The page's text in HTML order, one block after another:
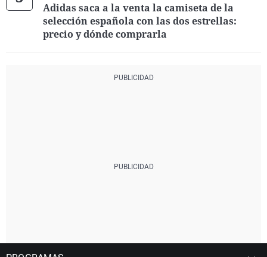
Adidas saca a la venta la camiseta de la
selección española con las dos estrellas:
precio y dónde comprarla